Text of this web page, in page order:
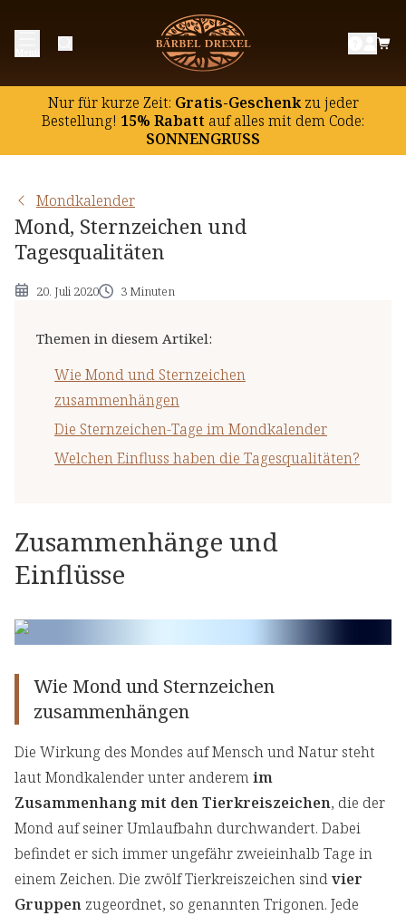
Nur für kurze Zeit: Gratis-Geschenkzu jeder
Bestellung! 15% Rabatt auf alles mit dem Code:
SONNENGRUSS
Mondkalender
Mond, Sternzeichen und
Tagesqualitäten
20. Juli 2020 3 Minuten
Themen in diesem Artikel:
Wie Mond und Sternzeichen
zusammenhängen
Die Sternzeichen-Tage im Mondkalender
Welchen Einfluss haben die Tagesqualitäten?
Wie Mond und Sternzeichen
zusammenhängen
Die Sternzeichen-Tage im Mondkalender
Welchen Einfluss haben die Tagesqualitäten?
Zusammenhänge und
Einflüsse
Wie Mond und Sternzeichen
zusammenhängen
Die Wirkung des Mondes auf Mensch und Natur steht
laut Mondkalender unter anderemim
Zusammenhang mit den Tierkreiszeichen, die der
Mond auf seiner Umlaufbahn durchwandert. Dabei
befindet er sich immer ungefähr zweieinhalb Tage in
einem Zeichen. Die zwölf Tierkreiszeichen sindvier
Gruppen zugeordnet, so genannten Trigonen. Jede